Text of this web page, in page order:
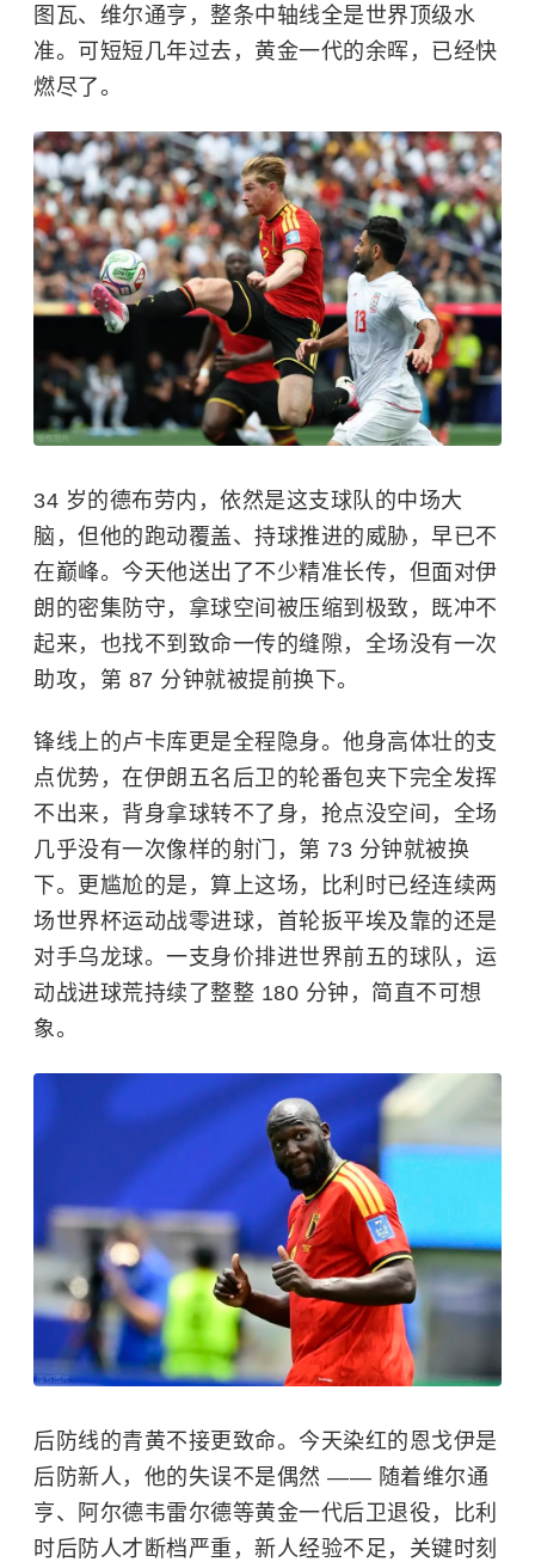
图瓦、维尔通亨，整条中轴线全是世界顶级水
准。可短短几年过去，黄金一代的余晖，已经快
燃尽了。
34 岁的德布劳内，依然是这支球队的中场大
脑，但他的跑动覆盖、持球推进的威胁，早已不
在巅峰。今天他送出了不少精准长传，但面对伊
朗的密集防守，拿球空间被压缩到极致，既冲不
起来，也找不到致命一传的缝隙，全场没有一次
助攻，第 87 分钟就被提前换下。
锋线上的卢卡库更是全程隐身。他身高体壮的支
点优势，在伊朗五名后卫的轮番包夹下完全发挥
不出来，背身拿球转不了身，抢点没空间，全场
几乎没有一次像样的射门，第 73 分钟就被换
下。更尴尬的是，算上这场，比利时已经连续两
场世界杯运动战零进球，首轮扳平埃及靠的还是
对手乌龙球。一支身价排进世界前五的球队，运
动战进球荒持续了整整 180 分钟，简直不可想
象。
后防线的青黄不接更致命。今天染红的恩戈伊是
后防新人，他的失误不是偶然 —— 随着维尔通
亨、阿尔德韦雷尔德等黄金一代后卫退役，比利
时后防人才断档严重，新人经验不足，关键时刻